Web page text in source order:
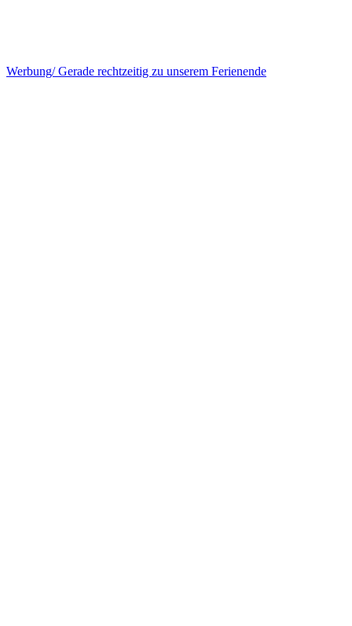
Werbung/ Gerade rechtzeitig zu unserem Ferienende